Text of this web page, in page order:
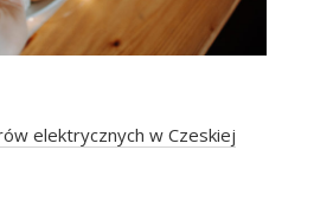
elektrycznych w Czeskiej